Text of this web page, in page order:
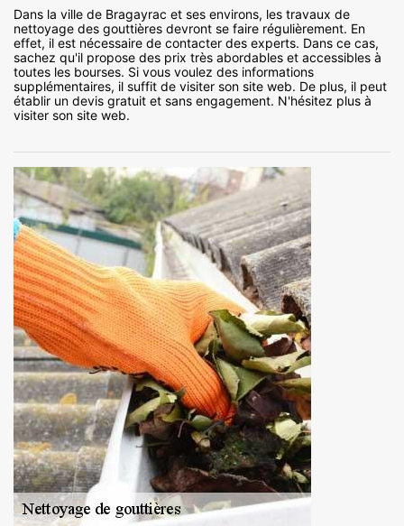
Dans la ville de Bragayrac et ses environs, les travaux de
nettoyage des gouttières devront se faire régulièrement. En
effet, il est nécessaire de contacter des experts. Dans ce cas,
sachez qu'il propose des prix très abordables et accessibles à
toutes les bourses. Si vous voulez des informations
supplémentaires, il suffit de visiter son site web. De plus, il peut
établir un devis gratuit et sans engagement. N'hésitez plus à
visiter son site web.